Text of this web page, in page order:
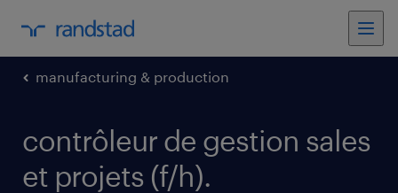
manufacturing & production
contrôleur de gestion sales
et projets (f/h).